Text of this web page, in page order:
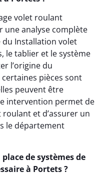
volet roulant
une analyse complète
du Installation volet
le tablier et le système
l’origine du
pièces sont
peuvent être
intervention permet de
et d’assurer un
le département
de systèmes de
à Portets ?